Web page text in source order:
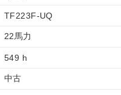
TF223F-UQ
22馬力
549 h
中古